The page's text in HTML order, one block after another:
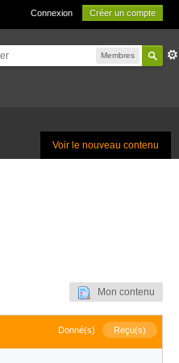
Connexion Créer un compte
Membres
Voir le nouveau contenu
Mon contenu
Donné(s) Reçu(s)